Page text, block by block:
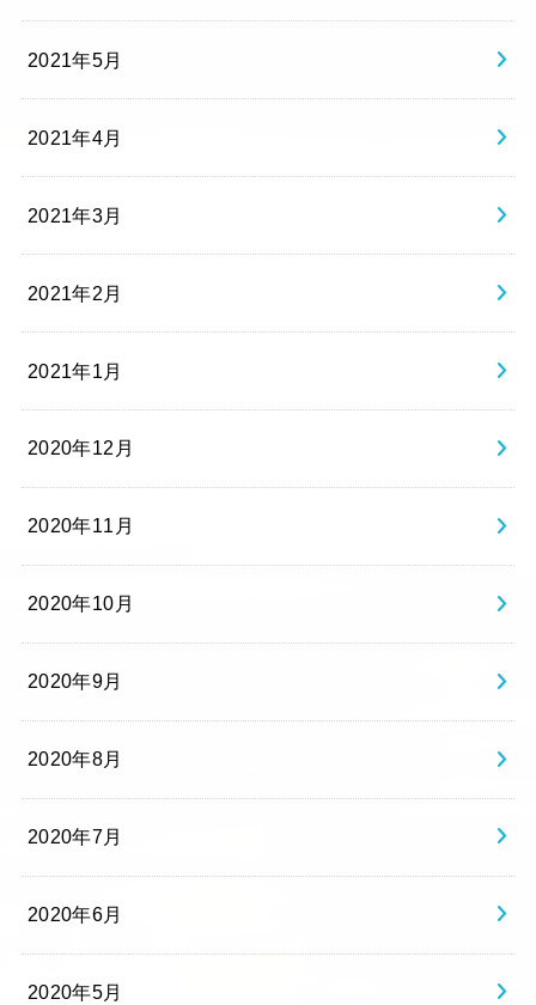
2021年5月
2021年4月
2021年3月
2021年2月
2021年1月
2020年12月
2020年11月
2020年10月
2020年9月
2020年8月
2020年7月
2020年6月
2020年5月